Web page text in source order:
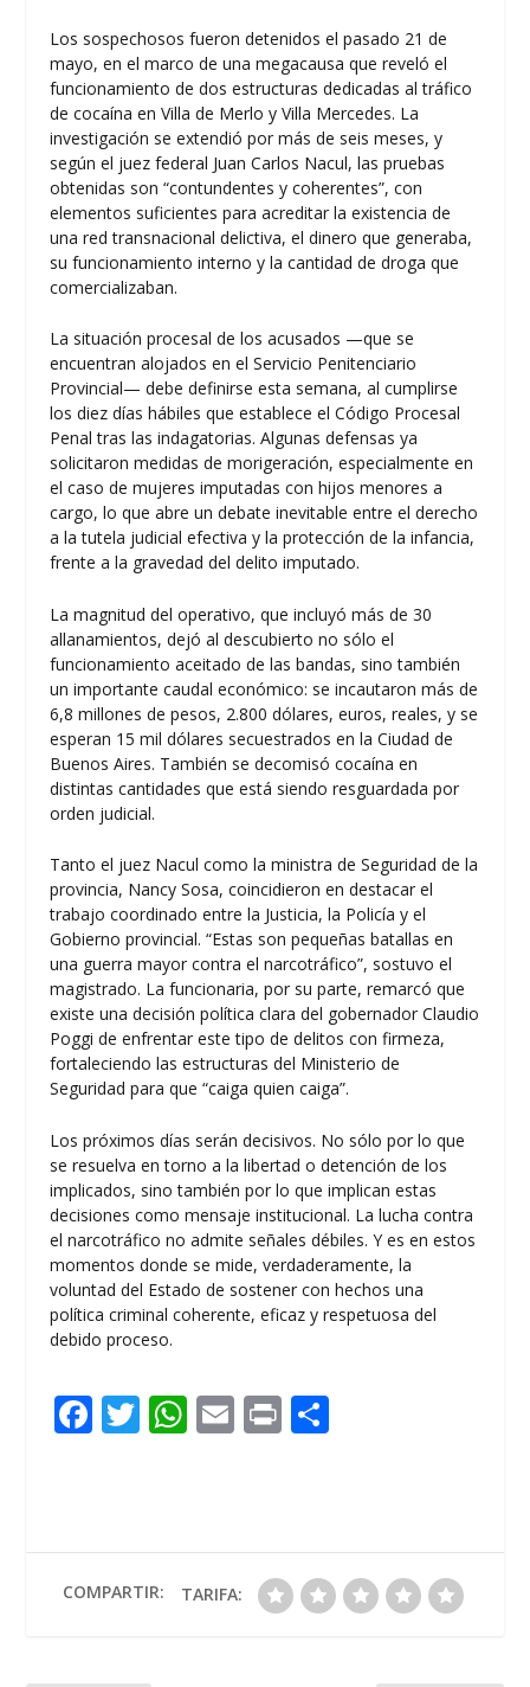
Los sospechosos fueron detenidos el pasado 21 de
mayo, en el marco de una megacausa que reveló el
funcionamiento de dos estructuras dedicadas al tráfico
de cocaína en Villa de Merlo y Villa Mercedes. La
investigación se extendió por más de seis meses, y
según el juez federal Juan Carlos Nacul, las pruebas
obtenidas son “contundentes y coherentes”, con
elementos suficientes para acreditar la existencia de
una red transnacional delictiva, el dinero que generaba,
su funcionamiento interno y la cantidad de droga que
comercializaban.
La situación procesal de los acusados —que se
encuentran alojados en el Servicio Penitenciario
Provincial— debe definirse esta semana, al cumplirse
los diez días hábiles que establece el Código Procesal
Penal tras las indagatorias. Algunas defensas ya
solicitaron medidas de morigeración, especialmente en
el caso de mujeres imputadas con hijos menores a
cargo, lo que abre un debate inevitable entre el derecho
a la tutela judicial efectiva y la protección de la infancia,
frente a la gravedad del delito imputado.
La magnitud del operativo, que incluyó más de 30
allanamientos, dejó al descubierto no sólo el
funcionamiento aceitado de las bandas, sino también
un importante caudal económico: se incautaron más de
6,8 millones de pesos, 2.800 dólares, euros, reales, y se
esperan 15 mil dólares secuestrados en la Ciudad de
Buenos Aires. También se decomisó cocaína en
distintas cantidades que está siendo resguardada por
orden judicial.
Tanto el juez Nacul como la ministra de Seguridad de la
provincia, Nancy Sosa, coincidieron en destacar el
trabajo coordinado entre la Justicia, la Policía y el
Gobierno provincial. “Estas son pequeñas batallas en
una guerra mayor contra el narcotráfico”, sostuvo el
magistrado. La funcionaria, por su parte, remarcó que
existe una decisión política clara del gobernador Claudio
Poggi de enfrentar este tipo de delitos con firmeza,
fortaleciendo las estructuras del Ministerio de
Seguridad para que “caiga quien caiga”.
Los próximos días serán decisivos. No sólo por lo que
se resuelva en torno a la libertad o detención de los
implicados, sino también por lo que implican estas
decisiones como mensaje institucional. La lucha contra
el narcotráfico no admite señales débiles. Y es en estos
momentos donde se mide, verdaderamente, la
voluntad del Estado de sostener con hechos una
política criminal coherente, eficaz y respetuosa del
debido proceso.
F
ac
o
o
T
w
W
h
A
p
E
m
Pr
in
ar
ti
COMPARTIR: TARIFA: